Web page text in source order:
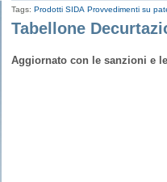
Tags: Prodotti SIDA Provvedimenti su
Tabellone
Aggiornato con le sanzioni e